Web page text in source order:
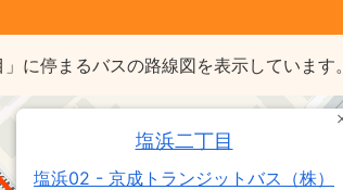
に停まるバスの路線図を表示しています。
塩浜二丁目
塩浜02 - 京成トランジットバス（株）